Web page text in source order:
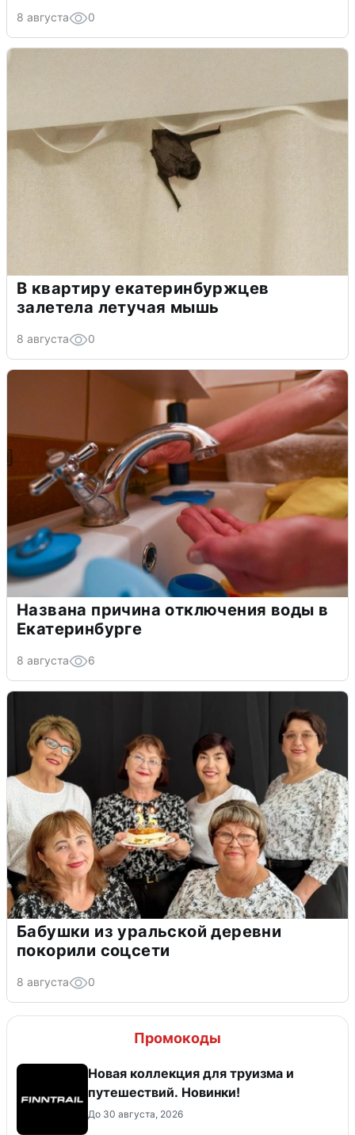
8 августа 0
В квартиру екатеринбуржцев
залетела летучая мышь
8 августа 0
Названа причина отключения воды в
Екатеринбурге
8 августа 6
Бабушки из уральской деревни
покорили соцсети
8 августа 0
Промокоды
Новая коллекция для труизма и
путешествий. Новинки!
До 30 августа, 2026